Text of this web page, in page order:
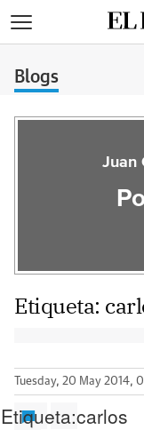
Blogs
Juan
Etiqueta:
Tuesday, 20 May 2014,
Etiqueta:carlos